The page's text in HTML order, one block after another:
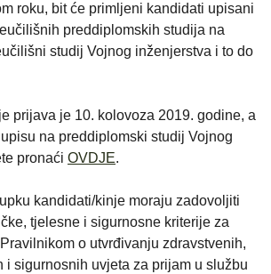
roku, bit će primljeni kandidati upisani
preddiplomskih studija na
studij Vojnog inženjerstva i to do
prijava je 10. kolovoza 2019. godine, a
na preddiplomski studij Vojnog
pronaći OVDJE.
kandidati/kinje moraju zadovoljiti
tjelesne i sigurnosne kriterije za
o utvrđivanju zdravstvenih,
i sigurnosnih uvjeta za prijam u službu